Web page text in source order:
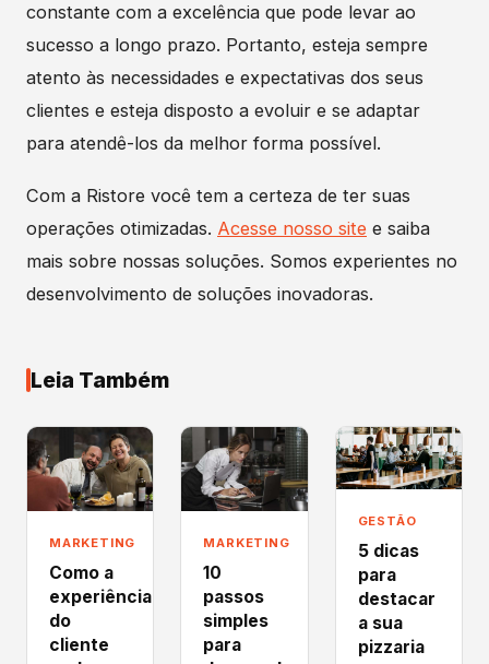
constante com a excelência que pode levar ao
sucesso a longo prazo. Portanto, esteja sempre
atento às necessidades e expectativas dos seus
clientes e esteja disposto a evoluir e se adaptar
para atendê-los da melhor forma possível.
Com a Ristore você tem a certeza de ter suas
operações otimizadas. Acesse nosso site e saiba
mais sobre nossas soluções. Somos experientes no
desenvolvimento de soluções inovadoras.
Leia Também
MARKETING
Como a
experiência
do
cliente
MARKETING
10
passos
simples
para
GESTÃO
5 dicas
para
destacar
a sua
pizzaria